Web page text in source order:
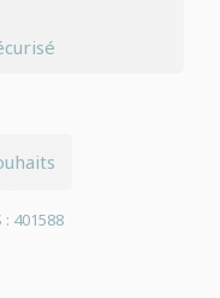
: 401588